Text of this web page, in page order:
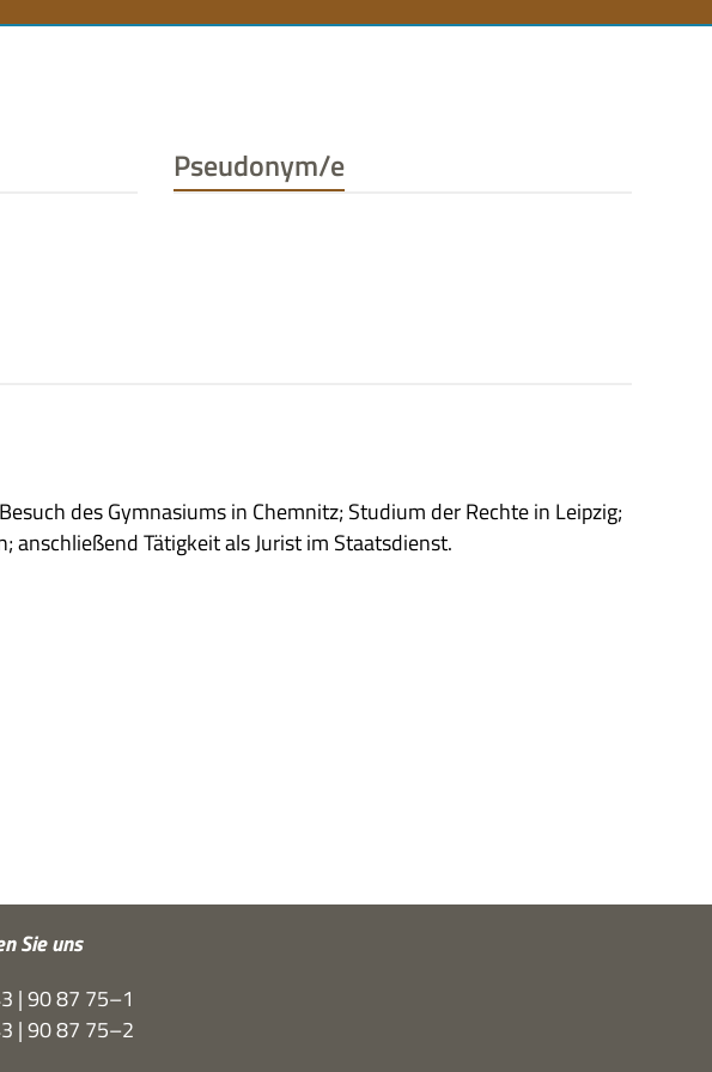
Pseudonym/e
des Gym­na­si­ums in Chem­nitz; Stu­dium der Rechte in Leip­zig;
anschlie­ßend Tätig­keit als Jurist im Staatsdienst.
Sie uns
| 90 87 75–1
| 90 87 75–2